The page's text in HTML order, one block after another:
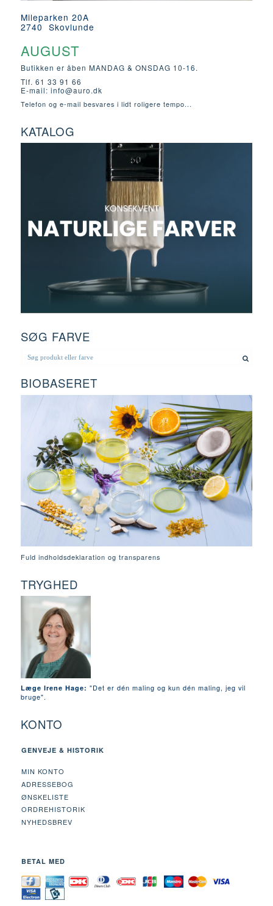
Mileparken 20A
2740 Skovlunde
AUGUST
Butikken er åben MANDAG & ONSDAG 10-16.
Tlf. 61 33 91 66
E-mail: info@auro.dk
Telefon og e-mail besvares i lidt roligere tempo...
KATALOG
SØG FARVE
BIOBASERET
Fuld indholdsdeklaration og transparens
TRYGHED
Læge Irene Hage: "Det er dén maling og kun dén maling, jeg vil
bruge".
KONTO
GENVEJE & HISTORIK
MIN KONTO
ADRESSEBOG
ØNSKELISTE
ORDREHISTORIK
NYHEDSBREV
BETAL MED